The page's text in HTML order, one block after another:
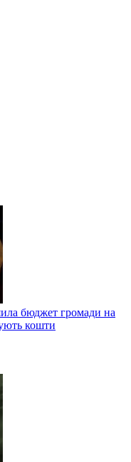
бюджет громади на
кошти